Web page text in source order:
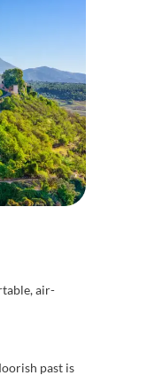
air-
past is